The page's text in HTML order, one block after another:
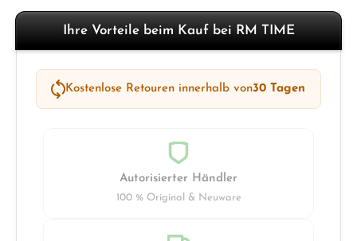
Ihre Vorteile beim Kauf bei RM TIME
Kostenlose Retouren innerhalb von30 Tagen
Autorisierter Händler
100 % Original & Neuware